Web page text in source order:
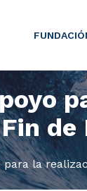
de
para la